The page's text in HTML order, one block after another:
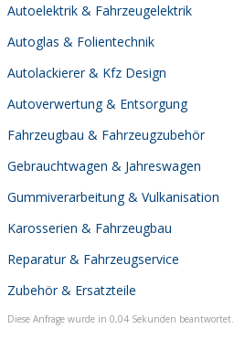
Autoelektrik & Fahrzeugelektrik
Autoglas & Folientechnik
Autolackierer & Kfz Design
Autoverwertung & Entsorgung
Fahrzeugbau & Fahrzeugzubehör
Gebrauchtwagen & Jahreswagen
Gummiverarbeitung & Vulkanisation
Karosserien & Fahrzeugbau
Reparatur & Fahrzeugservice
Zubehör & Ersatzteile
Diese Anfrage wurde in 0,04 Sekunden beantwortet.